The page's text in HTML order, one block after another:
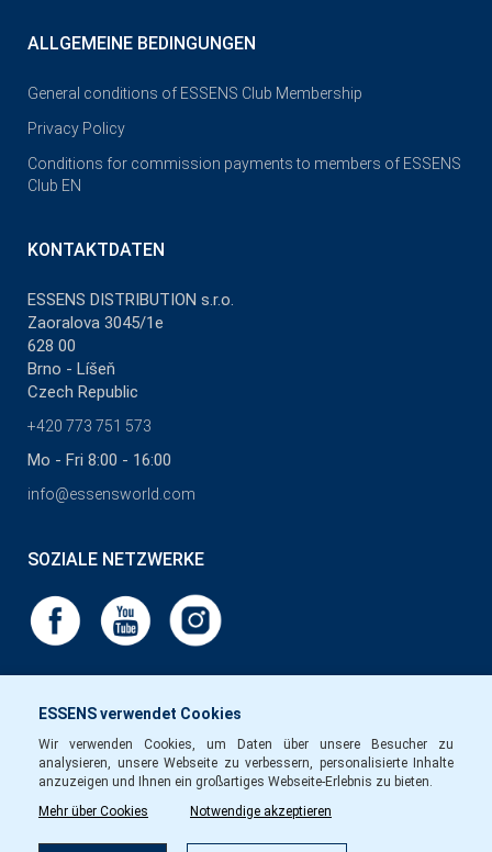
ESSENS verwendet Cookies
Wir verwenden Cookies, um Daten über unsere Besucher zu
analysieren, unsere Webseite zu verbessern, personalisierte Inhalte
anzuzeigen und Ihnen ein großartiges Webseite-Erlebnis zu bieten.
Mehr über Cookies
Notwendige akzeptieren
ALLGEMEINE BEDINGUNGEN
General conditions of ESSENS Club Membership
Privacy Policy
Conditions for commission payments to members of ESSENS
Club EN
KONTAKTDATEN
ESSENS DISTRIBUTION s.r.o.
Zaoralova 3045/1e
628 00
Brno - Líšeň
Czech Republic
+420 773 751 573
Mo - Fri 8:00 - 16:00
info@essensworld.com
SOZIALE NETZWERKE